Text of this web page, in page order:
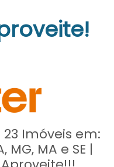
Imóveis em:
MG, MA e SE |